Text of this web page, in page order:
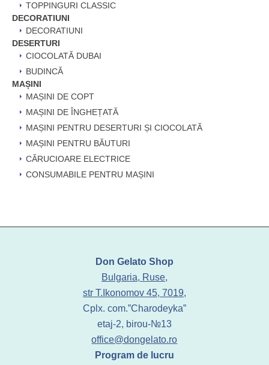
TOPPINGURI CLASSIC
DECORATIUNI
DECORATIUNI
DESERTURI
CIOCOLATĂ DUBAI
BUDINCĂ
MAȘINI
MAȘINI DE COPT
MAȘINI DE ÎNGHEȚATĂ
MAȘINI PENTRU DESERTURI ȘI CIOCOLATĂ
MAȘINI PENTRU BĂUTURI
CĂRUCIOARE ELECTRICE
CONSUMABILE PENTRU MAȘINI
Don Gelato Shop
Bulgaria, Ruse,
str T.Ikonomov 45, 7019,
Cplx. com.”Charodeyka”
etaj-2, birou-№13
office@dongelato.ro
Program de lucru